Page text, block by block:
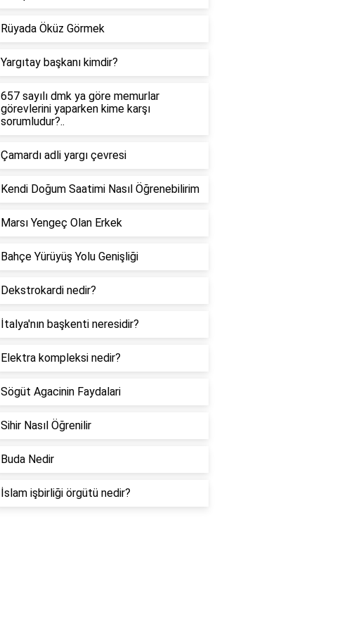
Rüyada Öküz Görmek
Yargıtay başkanı kimdir?
657 sayılı dmk ya göre memurlar
görevlerini yaparken kime karşı
sorumludur?..
Çamardı adli yargı çevresi
Kendi Doğum Saatimi Nasıl Öğrenebilirim
Marsı Yengeç Olan Erkek
Bahçe Yürüyüş Yolu Genişliği
Dekstrokardi nedir?
İtalya'nın başkenti neresidir?
Elektra kompleksi nedir?
Sögüt Agacinin Faydalari
Sihir Nasıl Öğrenilir
Buda Nedir
İslam işbirliği örgütü nedir?